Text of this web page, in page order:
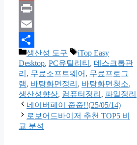
Gmail
Print
Email
Share
카
테
고
리
생산성 도구
태
그
iTop Easy
Desktop, PC유틸리티 , 데스크톱관
리 , 무료소프트웨어 , 무료프로그
램, 바탕화면정리 , 바탕화면청소,
생산성향상, 컴퓨터정리 , 파일정리
네이버페이 줍줍!!(25/05/14)
로보어드바이저 추천 TOP5 비
교 분석